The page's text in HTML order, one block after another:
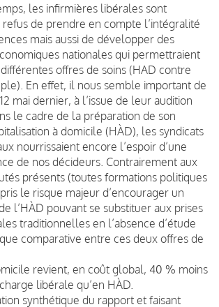
les infirmières libérales sont
de prendre en compte l’intégralité
mais aussi de développer des
nationales qui permettraient
offres de soins (HAD contre
En effet, il nous semble important de
mai dernier, à l’issue de leur audition
le cadre de la préparation de son
à domicile (HÀD), les syndicats
nourrissaient encore l’espoir d’une
de nos décideurs. Contrairement aux
présents (toutes formations politiques
le risque majeur d’encourager un
l’HÀD pouvant se substituer aux prises
traditionnelles en l’absence d’étude
comparative entre ces deux offres de
revient, en coût global, 40 % moins
libérale qu’en HÀD.
synthétique du rapport et faisant